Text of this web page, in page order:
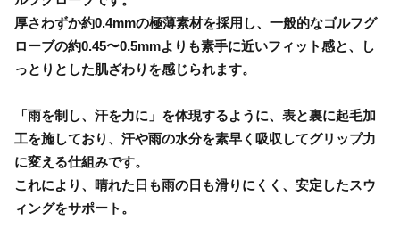
厚さわずか約0.4mmの極薄素材を採用し、一般的なゴルフグ
ローブの約0.45〜0.5mmよりも素手に近いフィット感と、し
っとりとした肌ざわりを感じられます。
「雨を制し、汗を力に」を体現するように、表と裏に起毛加
工を施しており、汗や雨の水分を素早く吸収してグリップ力
に変える仕組みです。
これにより、晴れた日も雨の日も滑りにくく、安定したスウ
ィングをサポート。